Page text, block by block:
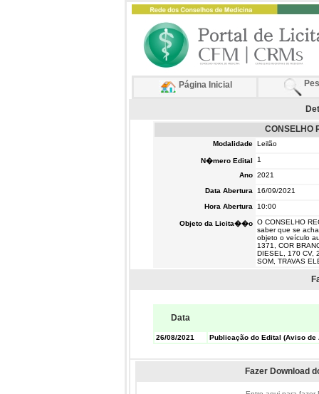
Página Inicial
CONSELHO
Modalidade Leilão
N�mero Edital
1
Ano 2021
Data Abertura
16/09/2021
Hora Abertura
10:00
Objeto da Licita��o O CONSELHO
saber que se
objeto o veículo
1371, COR
DIESEL, 170 CV,
SOM, TRAVAS
Data
26/08/2021 Publicação do Edital (Aviso de
Fazer Download